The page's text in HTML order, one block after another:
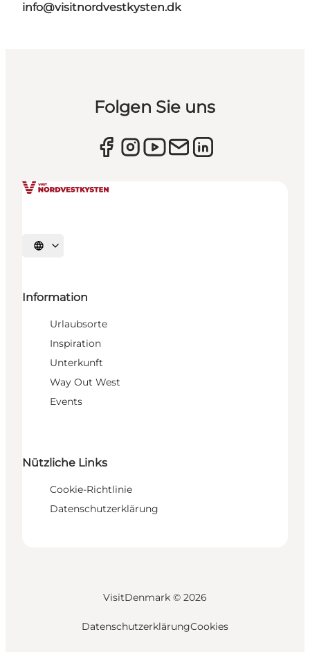
info@visitnordvestkysten.dk
Folgen Sie uns
Sprache auswählen
Information
Urlaubsorte
Inspiration
Unterkunft
Way Out West
Events
Nützliche Links
Cookie-Richtlinie
Datenschutzerklärung
VisitDenmark © 2026
DatenschutzerklärungCookies